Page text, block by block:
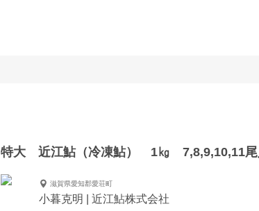
特大 近江鮎（冷凍鮎） 1㎏ 7,8,9,10,11
滋賀県愛知郡愛荘町
小暮克明 | 近江鮎株式会社